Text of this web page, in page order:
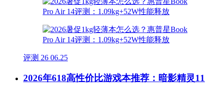
评测 26 06.25
2026年618高性价比游戏本推荐：暗影精灵11